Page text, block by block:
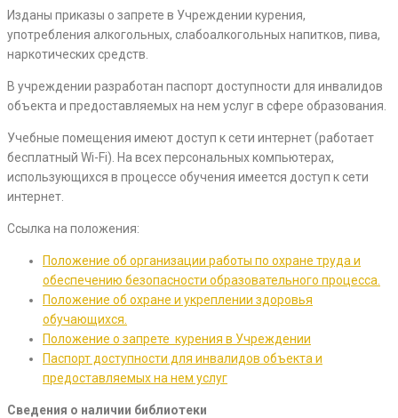
Изданы приказы о запрете в Учреждении курения,
употребления алкогольных, слабоалкогольных напитков, пива,
наркотических средств.
В учреждении разработан паспорт доступности для инвалидов
объекта и предоставляемых на нем услуг в сфере образования.
Учебные помещения имеют доступ к сети интернет (работает
бесплатный Wi-Fi). На всех персональных компьютерах,
использующихся в процессе обучения имеется доступ к сети
интернет.
Ссылка на положения:
Положение об организации работы по охране труда и
обеспечению безопасности образовательного процесса.
Положение об охране и укреплении здоровья
обучающихся.
Положение о запрете курения в Учреждении
Паспорт доступности для инвалидов объекта и
предоставляемых на нем услуг
Сведения о наличии библиотеки